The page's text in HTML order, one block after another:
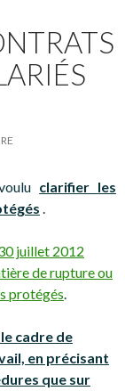
clarifier les
.
juillet 2012
de rupture ou
protégés.
cadre de
en précisant
que sur